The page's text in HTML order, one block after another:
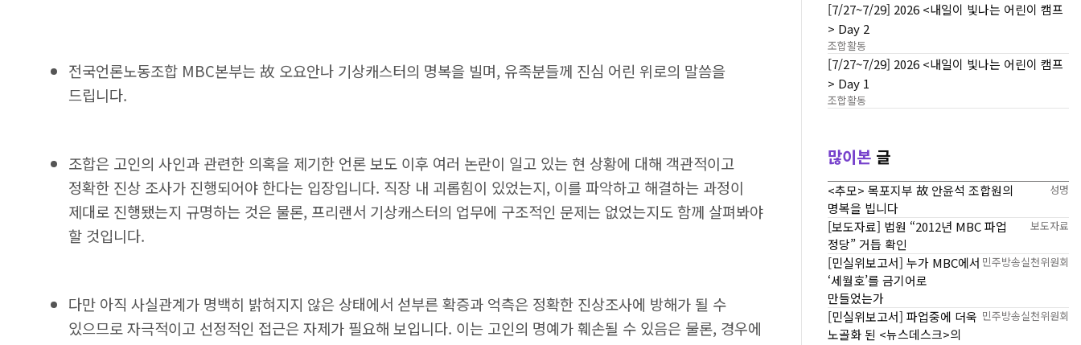
전국언론노동조합 MBC본부는 故 오요안나 기상캐스터의 명복을 빌며, 유족분들께 진심 어린 위로의 말씀을
드립니다.
조합은 고인의 사인과 관련한 의혹을 제기한 언론 보도 이후 여러 논란이 일고 있는 현 상황에 대해 객관적이고
정확한 진상 조사가 진행되어야 한다는 입장입니다. 직장 내 괴롭힘이 있었는지, 이를 파악하고 해결하는 과정이
제대로 진행됐는지 규명하는 것은 물론, 프리랜서 기상캐스터의 업무에 구조적인 문제는 없었는지도 함께 살펴봐야
할 것입니다.
다만 아직 사실관계가 명백히 밝혀지지 않은 상태에서 섣부른 확증과 억측은 정확한 진상조사에 방해가 될 수
있으므로 자극적이고 선정적인 접근은 자제가 필요해 보입니다. 이는 고인의 명예가 훼손될 수 있음은 물론, 경우에
[7/27~7/29] 2026 <내일이 빛나는 어린이 캠프
> Day 2
조합활동
[7/27~7/29] 2026 <내일이 빛나는 어린이 캠프
> Day 1
조합활동
많이본 글
<추모> 목포지부 故 안윤석 조합원의
명복을 빕니다
성명
[보도자료] 법원 “2012년 MBC 파업
정당” 거듭 확인
보도자료
[민실위보고서] 누가 MBC에서
‘세월호’를 금기어로
만들었는가
민주방송실천위원회
[민실위보고서] 파업중에 더욱
노골화 된 <뉴스데스크>의
민주방송실천위원회